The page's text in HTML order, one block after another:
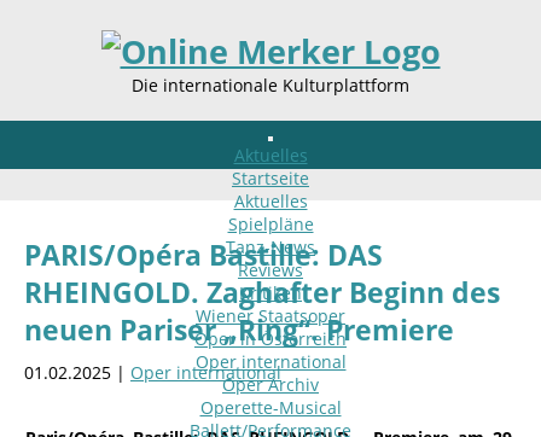
Die internationale Kulturplattform
Aktuelles
Startseite
Aktuelles
Spielpläne
Tanz-News
Reviews
Kritiken
Wiener Staatsoper
Oper in Österreich
Oper international
Oper Archiv
Operette-Musical
Ballett/Performance
PARIS/Opéra Bastille: DAS
RHEINGOLD. Zaghafter Beginn des
neuen Pariser „Ring“. Premiere
01.02.2025 | Oper international